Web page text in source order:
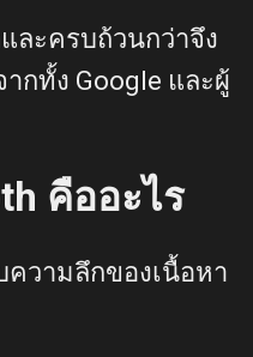
ละครบถ้วนกว่าจึง
กทั้ง Google และผู้
คืออะไร
ความลึกของเนื้อหา